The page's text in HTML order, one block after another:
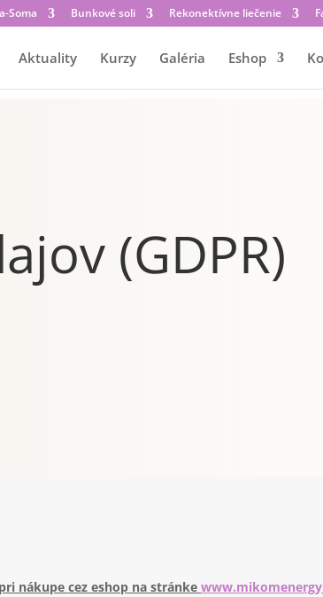
Soma Bunkové soli Rekonektívne liečenie
Aktuality Kurzy Galéria Eshop
(GDPR)
nákupecez eshop na stránke